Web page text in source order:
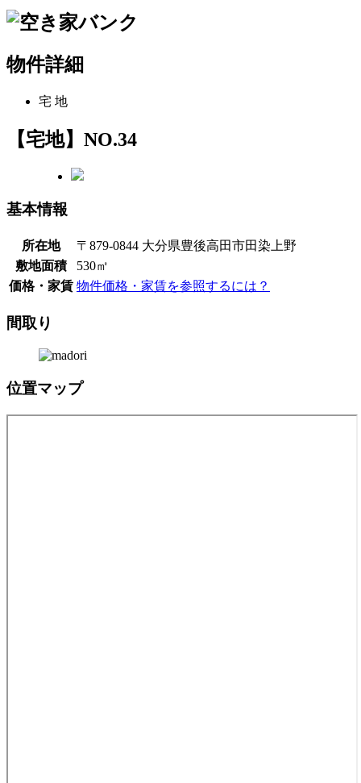
物件詳細
宅 地
【宅地】NO.34
基本情報
所在地
〒879-0844 大分県豊後高田市田染上野
敷地面積
530㎡
価格・家賃 物件価格・家賃を参照するには？
間取り
位置マップ